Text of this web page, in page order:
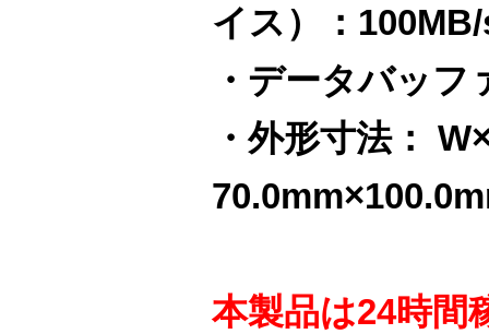
イス）：
・データバッフ
・外形寸法：
本製品は24時間